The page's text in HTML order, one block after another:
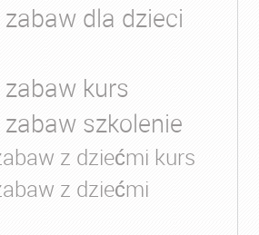
dla dzieci
kurs
szkolenie
z dziećmi kurs
z dziećmi